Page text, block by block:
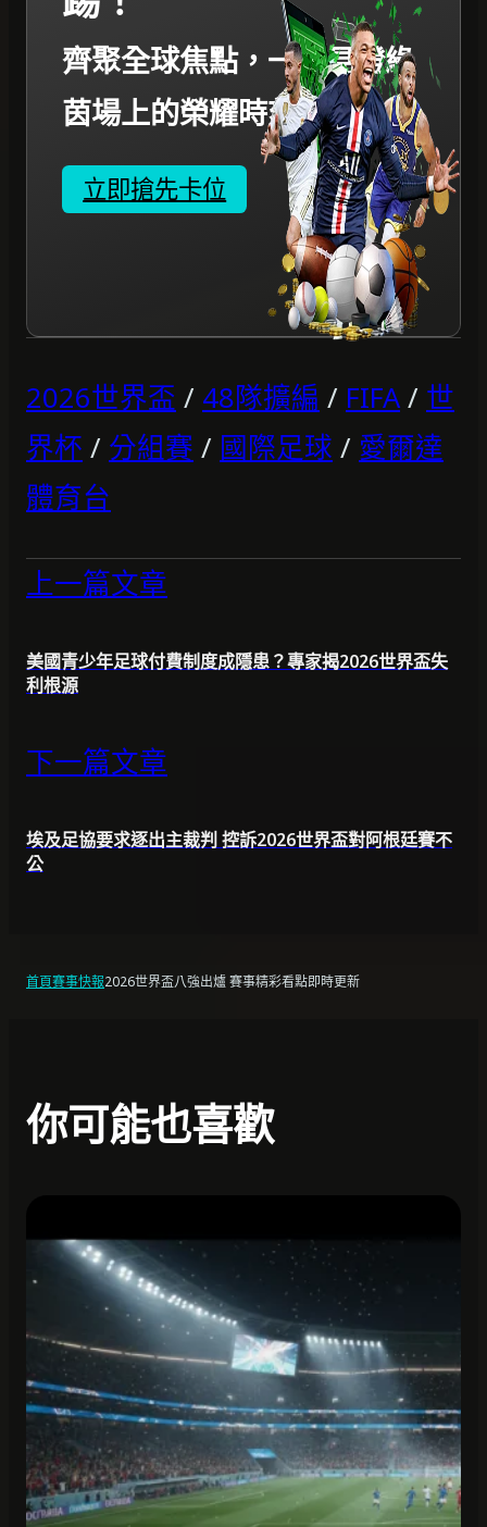
齊聚全球焦點，一起見證綠
茵場上的榮耀時刻。
立即搶先卡位
2026世界盃 / 48隊擴編 / FIFA/ 世
界杯 / 分組賽 / 國際足球 / 愛爾達
體育台
上一篇文章
美國青少年足球付費制度成隱患？專家揭2026世界盃失
利根源
下一篇文章
埃及足協要求逐出主裁判 控訴2026世界盃對阿根廷賽不
公
首頁賽事快報2026世界盃八強出爐 賽事精彩看點即時更新
你可能也喜歡